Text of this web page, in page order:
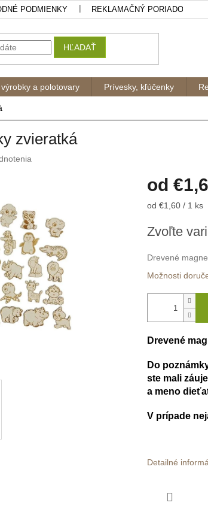
PODMIENKY REKLAMAČNÝ PORIADOK
HĽADAŤ
a polotovary Prívesky, kľúčenky
zvieratká
od
Jednotková
od €1,60 / 1 ks
Zvoľte
Drevené
Možnosti
Drevené
Do
ste mali
a meno
V prípade
Detailné